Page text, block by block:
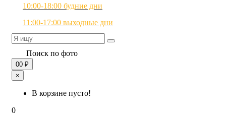
10:00-18:00 будние дни
11:00-17:00 выходные дни
Поиск по фото
00 ₽
×
В корзине пусто!
0